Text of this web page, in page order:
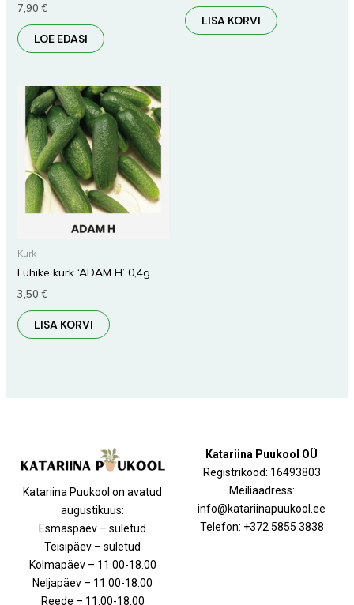
7,90 €
LOE EDASI
LISA KORVI
Kurk
Lühike kurk ‘ADAM H’ 0,4g
3,50 €
LISA KORVI
Katariina Puukool on avatud
augustikuus:
Esmaspäev – suletud
Teisipäev – suletud
Kolmapäev – 11.00-18.00
Neljapäev – 11.00-18.00
Reede – 11.00-18.00
Katariina Puukool OÜ
Registrikood: 16493803
Meiliaadress:
info@katariinapuukool.ee
Telefon: +372 5855 3838